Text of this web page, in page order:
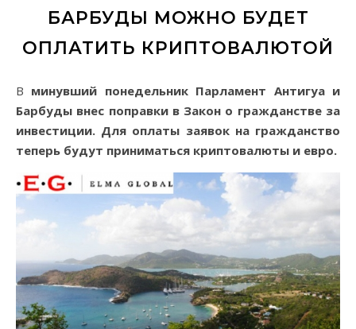
БАРБУДЫ МОЖНО БУДЕТ
ОПЛАТИТЬ КРИПТОВАЛЮТОЙ
27.07.2018
В минувший понедельник Парламент Антигуа и
Барбуды внес поправки в Закон о гражданстве за
инвестиции. Для оплаты заявок на гражданство
теперь будут приниматься криптовалюты и евро.